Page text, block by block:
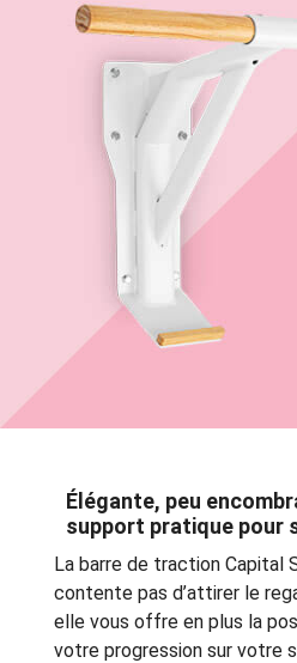
Élégante, peu
support pratique pour
La barre de traction Capital
contente pas d’attirer le
elle vous offre en plus la
votre progression sur votre